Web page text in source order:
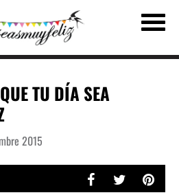
TU DÍA SEA
2015